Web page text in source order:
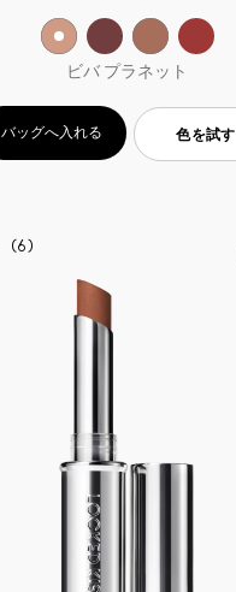
ビバ プラネット
バッグへ入れる 色を試す
6